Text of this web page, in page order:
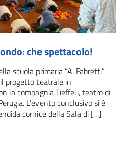
che spettacolo!
scuola primaria “A. Fabretti”
progetto teatrale in
la compagnia Tieffeu, teatro di
L’evento conclusivo si è
cornice della Sala di […]